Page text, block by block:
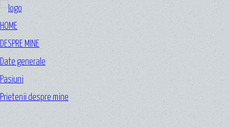
HOME
DESPRE MINE
Date generale
Pasiuni
Prietenii despre mine